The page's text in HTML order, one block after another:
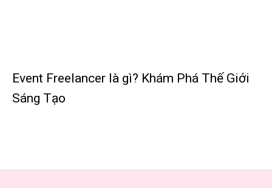
Event Freelancer là gì? Khám Phá Thế Giới
Sáng Tạo